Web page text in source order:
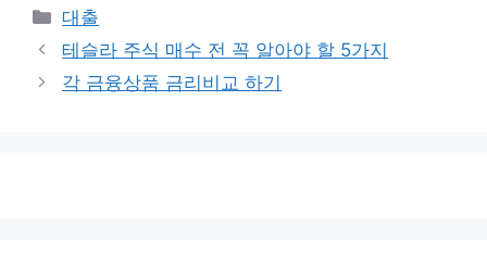
카
테
고
리
대출
테슬라 주식 매수 전 꼭 알아야 할 5가지
각 금융상품 금리비교 하기